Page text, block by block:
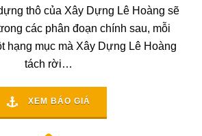
thô của Xây Dựng Lê Hoàng sẽ
các phân đoạn chính sau, mỗi
hạng mục mà Xây Dựng Lê Hoàng
tách rời…
XEM BÁO GIÁ